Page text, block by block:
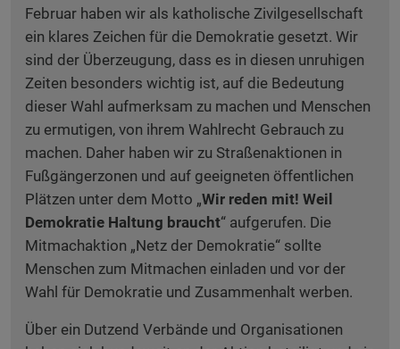
Februar haben wir als katholische Zivilgesellschaft
ein klares Zeichen für die Demokratie gesetzt. Wir
sind der Überzeugung, dass es in diesen unruhigen
Zeiten besonders wichtig ist, auf die Bedeutung
dieser Wahl aufmerksam zu machen und Menschen
zu ermutigen, von ihrem Wahlrecht Gebrauch zu
machen. Daher haben wir zu Straßenaktionen in
Fußgängerzonen und auf geeigneten öffentlichen
Plätzen unter dem Motto „Wir reden mit! Weil
Demokratie Haltung braucht“ aufgerufen. Die
Mitmachaktion „Netz der Demokratie“ sollte
Menschen zum Mitmachen einladen und vor der
Wahl für Demokratie und Zusammenhalt werben.
Über ein Dutzend Verbände und Organisationen